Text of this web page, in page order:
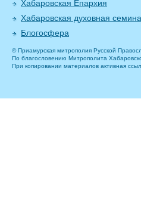
Хабаровская Епархия
Хабаровская духовная
Блогосфера
© Приамурская митрополия Русской
По благословению Митрополита
При копировании материалов активная